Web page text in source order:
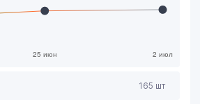
165 шт